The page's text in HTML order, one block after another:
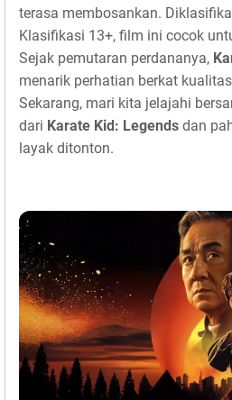
terasa membosankan.
Klasifikasi 13+, film ini cocok
Sejak pemutaran perdananya,
menarik perhatian berkat
Sekarang, mari kita jelajahi
dari Karate Kid: Legends dan
layak ditonton.